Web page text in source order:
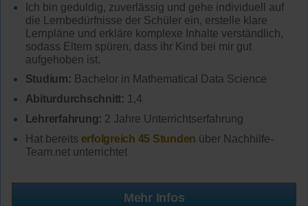
Ich bin geduldig, zuverlässig und gehe individuell auf
die Lernbedürfnisse der Schüler ein, erstelle klare
Lernpläne und erkläre komplexe Inhalte verständlich,
sodass Eltern spüren, dass ihr Kind bei mir gut
aufgehoben ist.
Studium: Bachelor in Mathematical Data Science
Abiturdurchschnitt: 1,4
Lehrerfahrung: 2 Jahre Unterrichtserfahrung
Hat bereits erfolgreich 45 Stunden über Nachhilfe-
Team.net unterrichtet
Mehr Infos